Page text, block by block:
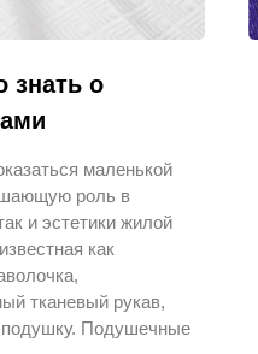
знать о
маленькой
роль в
и эстетики жилой
как
тканевый рукав,
подушку. Подушечные